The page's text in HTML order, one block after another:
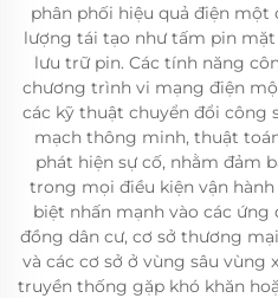
phân phối hiệu quả điện
lượng tái tạo như tấm pin
lưu trữ pin. Các tính năng
chương trình vi mạng điện
các kỹ thuật chuyển đổi công
mạch thông minh, thuật
phát hiện sự cố, nhằm đảm
trong mọi điều kiện vận
biệt nhấn mạnh vào các
đồng dân cư, cơ sở thương
và các cơ sở ở vùng sâu
truyền thống gặp khó khăn